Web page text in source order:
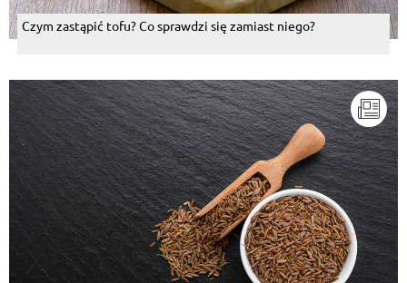
Czym zastąpić tofu? Co sprawdzi się zamiast niego?